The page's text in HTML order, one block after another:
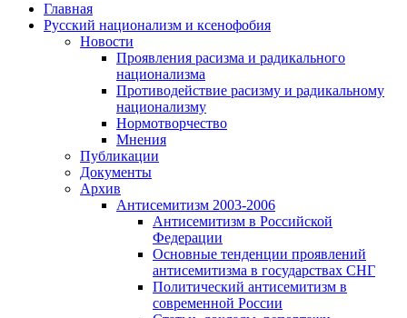
Главная
Русский национализм и ксенофобия
Новости
Проявления расизма и радикального
национализма
Противодействие расизму и радикальному
национализму
Нормотворчество
Мнения
Публикации
Документы
Архив
Антисемитизм 2003-2006
Антисемитизм в Российской
Федерации
Основные тенденции проявлений
антисемитизма в государствах СНГ
Политический антисемитизм в
современной России